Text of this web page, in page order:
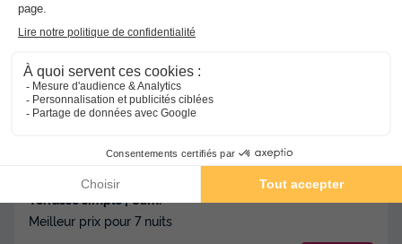
Cagnes Sur Mer - Voir sur la carte
Avis TripAdvisor
411 avis
Wifi payant Bord de mer
+ 3
MOBILHOME 6 personnes - Classic | 2 Ch. | 4/6 Pers. |
Meilleur prix pour 7 nuits